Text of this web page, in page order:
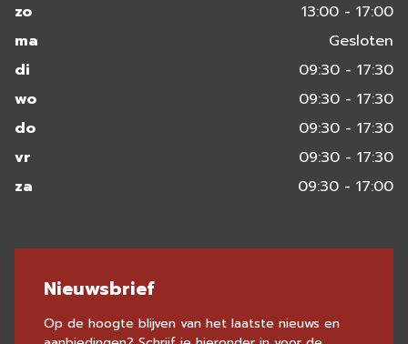
zo
13:00 - 17:00
ma
Gesloten
di
09:30 - 17:30
wo
09:30 - 17:30
do
09:30 - 17:30
vr
09:30 - 17:30
za
09:30 - 17:00
Nieuwsbrief
Op de hoogte blijven van het laatste nieuws en